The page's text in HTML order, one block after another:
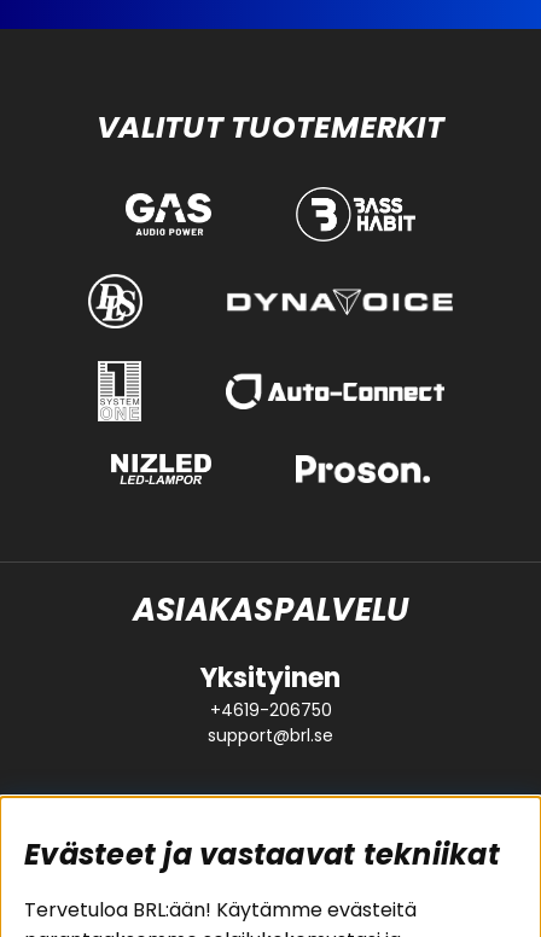
VALITUT TUOTEMERKIT
ASIAKASPALVELU
Yksityinen
+4619-206750
support@brl.se
Suositut sivut Asiakaspalvelu
Evästeet ja vastaavat tekniikat
Tervetuloa BRL:ään! Käytämme evästeitä